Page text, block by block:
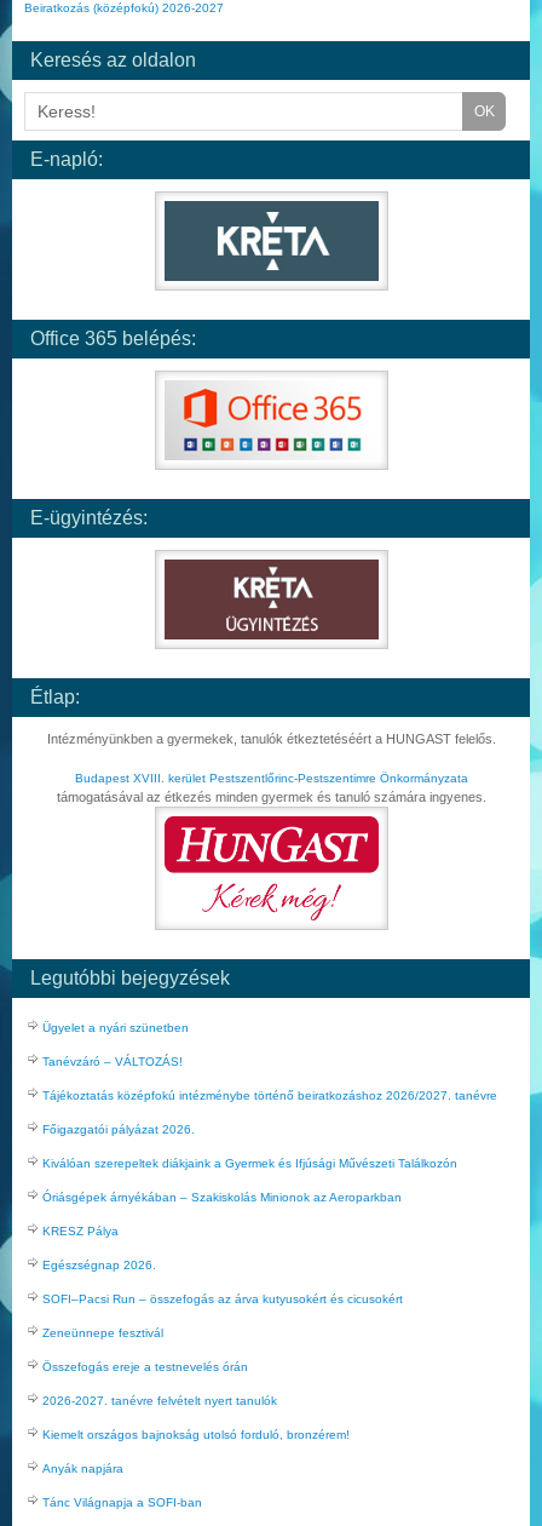
Beiratkozás (középfokú) 2026-2027
Keresés az oldalon
E-napló:
Office 365 belépés:
E-ügyintézés:
Étlap:
Intézményünkben a gyermekek, tanulók étkeztetéséért a HUNGAST felelős.
Budapest XVIII. kerület Pestszentlőrinc-Pestszentimre Önkormányzata
támogatásával az étkezés minden gyermek és tanuló számára ingyenes.
Legutóbbi bejegyzések
Ügyelet a nyári szünetben
Tanévzáró – VÁLTOZÁS!
Tájékoztatás középfokú intézménybe történő beiratkozáshoz 2026/2027. tanévre
Főigazgatói pályázat 2026.
Kiválóan szerepeltek diákjaink a Gyermek és Ifjúsági Művészeti Találkozón
Óriásgépek árnyékában – Szakiskolás Minionok az Aeroparkban
KRESZ Pálya
Egészségnap 2026.
SOFI–Pacsi Run – összefogás az árva kutyusokért és cicusokért
Zeneünnepe fesztivál
Összefogás ereje a testnevelés órán
2026-2027. tanévre felvételt nyert tanulók
Kiemelt országos bajnokság utolsó forduló, bronzérem!
Anyák napjára
Tánc Világnapja a SOFI-ban